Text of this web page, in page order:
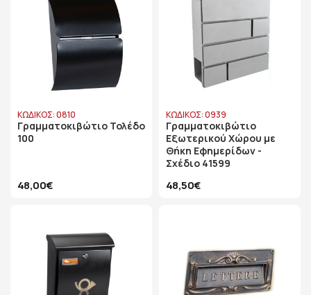
ΚΩΔΙΚΟΣ: 0810
Γραμματοκιβώτιο Τολέδο
100
48,00€
ΚΩΔΙΚΟΣ: 0939
Γραμματοκιβώτιο
Εξωτερικού Χώρου με
Θήκη Εφημερίδων -
Σχέδιο 41599
48,50€